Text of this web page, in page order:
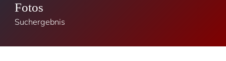
Fotos
Suchergebnis